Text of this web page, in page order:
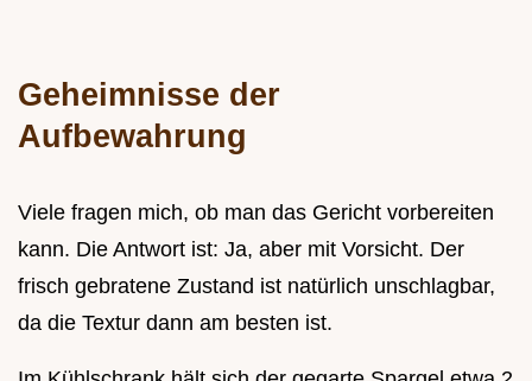
Geheimnisse der
Aufbewahrung
Viele fragen mich, ob man das Gericht vorbereiten
kann. Die Antwort ist: Ja, aber mit Vorsicht. Der
frisch gebratene Zustand ist natürlich unschlagbar,
da die Textur dann am besten ist.